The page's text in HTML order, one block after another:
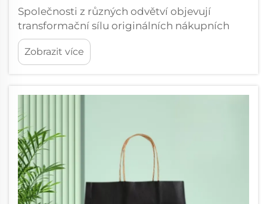
Společnosti z různých odvětví objevují
transformační sílu originálních nákupních
tašek jako klíčových ambasadorek značky,
jejichž působnost sahá daleko za hranice
samotné dopravy produktů. Tyto
marketingové platformy, vytvářející...
Zobrazit více